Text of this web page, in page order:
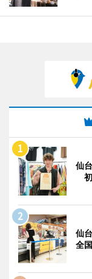
仙
初
仙
全